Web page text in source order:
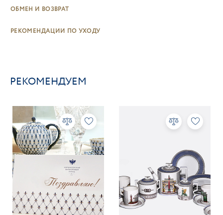
ОБМЕН И ВОЗВРАТ
РЕКОМЕНДАЦИИ ПО УХОДУ
РЕКОМЕНДУЕМ